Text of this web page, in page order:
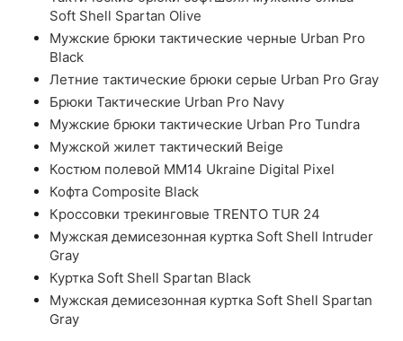
Soft Shell Spartan Olive
Мужские брюки тактические черные Urban Pro
Black
Летние тактические брюки серые Urban Pro Gray
Брюки Тактические Urban Pro Navy
Мужские брюки тактические Urban Pro Tundra
Мужской жилет тактический Beige
Костюм полевой ММ14 Ukraine Digital Pixel
Кофта Composite Black
Кроссовки трекинговые TRENTO TUR 24
Мужская демисезонная куртка Soft Shell Intruder
Gray
Куртка Soft Shell Spartan Black
Мужская демисезонная куртка Soft Shell Spartan
Gray